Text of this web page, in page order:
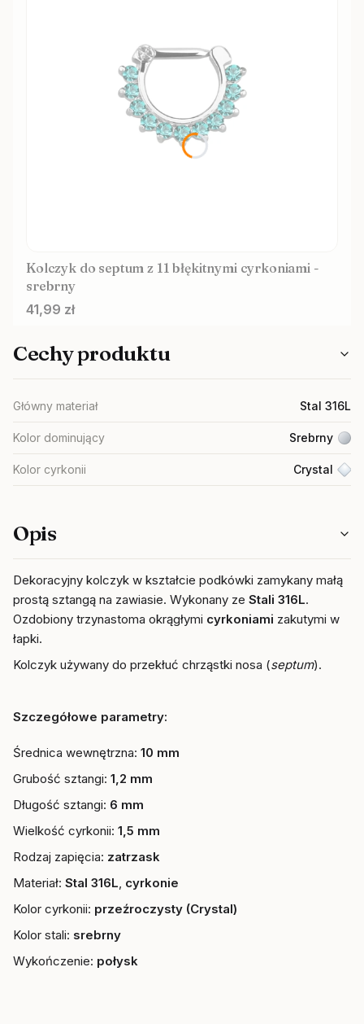
Kolczyk do septum z 11 błękitnymi cyrkoniami -
srebrny
Cena
41,99 zł
Cechy produktu
Główny materiał Stal 316L
Kolor dominujący Srebrny
Kolor cyrkonii Crystal
Opis
Dekoracyjny kolczyk w kształcie podkówki zamykany małą
prostą sztangą na zawiasie. Wykonany ze Stali 316L.
Ozdobiony trzynastoma okrągłymi cyrkoniami zakutymi w
łapki.
Kolczyk używany do przekłuć chrząstki nosa (septum).
Szczegółowe parametry:
Średnica wewnętrzna: 10 mm
Grubość sztangi: 1,2 mm
Długość sztangi: 6 mm
Wielkość cyrkonii: 1,5 mm
Rodzaj zapięcia: zatrzask
Materiał: Stal 316L, cyrkonie
Kolor cyrkonii: przeźroczysty (Crystal)
Kolor stali: srebrny
Wykończenie: połysk